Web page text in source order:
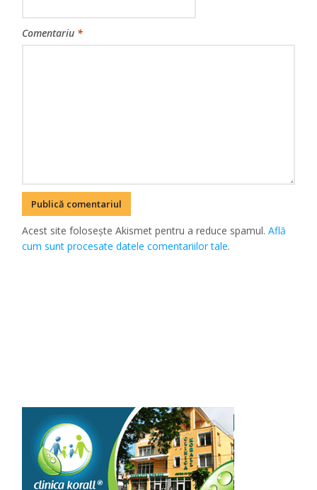
Comentariu *
Acest site folosește Akismet pentru a reduce spamul.Află
cum sunt procesate datele comentariilor tale.